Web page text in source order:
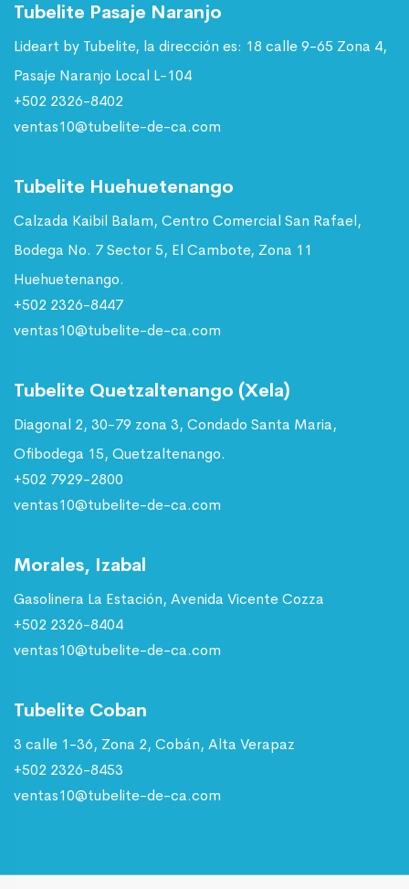
Tubelite Pasaje Naranjo
Lideart by Tubelite, la dirección es: 18 calle 9-65 Zona 4,
Pasaje Naranjo Local L-104
+502 2326-8402
ventas10@tubelite-de-ca.com
Tubelite Huehuetenango
Calzada Kaibil Balam, Centro Comercial San Rafael,
Bodega No. 7 Sector 5, El Cambote, Zona 11
Huehuetenango.
+502 2326-8447
ventas10@tubelite-de-ca.com
Tubelite Quetzaltenango (Xela)
Diagonal 2, 30-79 zona 3, Condado Santa Maria,
Ofibodega 15, Quetzaltenango.
+502 7929-2800
ventas10@tubelite-de-ca.com
Morales, Izabal
Gasolinera La Estación, Avenida Vicente Cozza
+502 2326-8404
ventas10@tubelite-de-ca.com
Tubelite Coban
3 calle 1-36, Zona 2, Cobán, Alta Verapaz
+502 2326-8453
ventas10@tubelite-de-ca.com